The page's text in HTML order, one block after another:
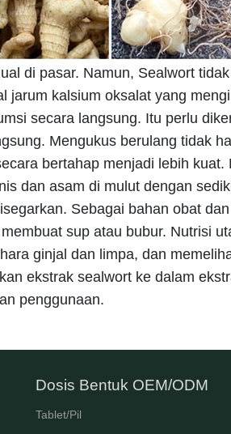
di pasar. Namun, Sealwort
jarum kalsium oksalat yang
secara langsung. Itu perlu
Mengukus berulang tidak
bertahap menjadi lebih kuat.
dan asam di mulut dengan
Sebagai bahan obat
sup atau bubur. Nutrisi
ginjal dan limpa, dan
ekstrak sealwort ke dalam
penggunaan.
Dosis Bentuk OEM/ODM
Tablet/Pil